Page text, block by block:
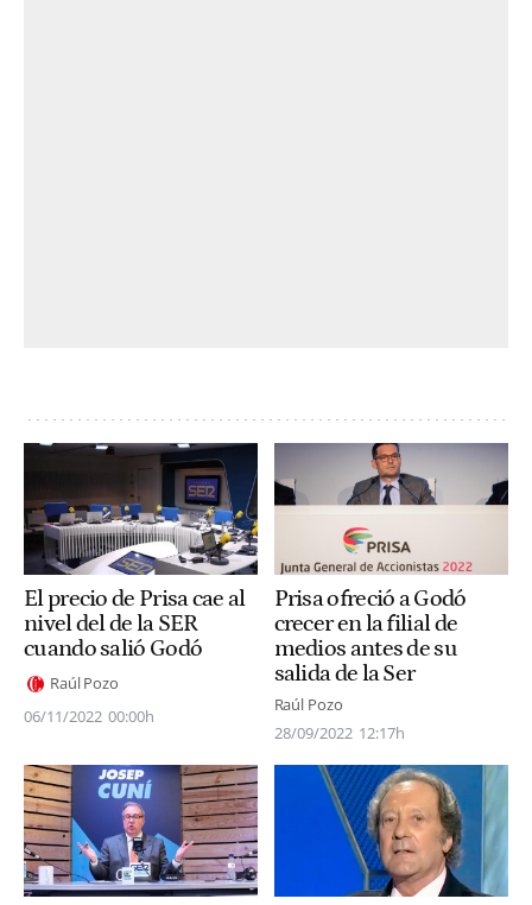
El precio de Prisa cae al
nivel del de la SER
cuando salió Godó
Raúl Pozo
06/11/2022 00:00h
Prisa ofreció a Godó
crecer en la filial de
medios antes de su
salida de la Ser
Raúl Pozo
28/09/2022 12:17h